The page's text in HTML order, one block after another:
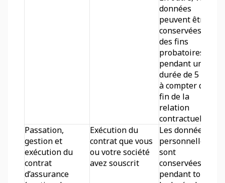
données
peuvent être
conservées à
des fins
probatoires
pendant une
durée de 5 ans
à compter de la
fin de la
relation
contractuelle.
Passation,
gestion et
exécution du
contrat
d’assurance
Exécution du
contrat que vous
ou votre société
avez souscrit
Les données
personnelles
sont
conservées
pendant toute